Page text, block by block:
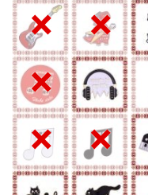
×
×
×
×
×